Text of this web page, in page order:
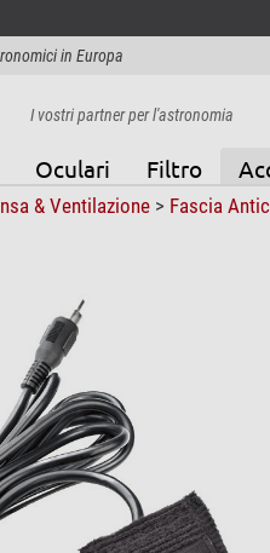
in Europa
I vostri partner per l'astronomia
Oculari Filtro
& Ventilazione> Fascia